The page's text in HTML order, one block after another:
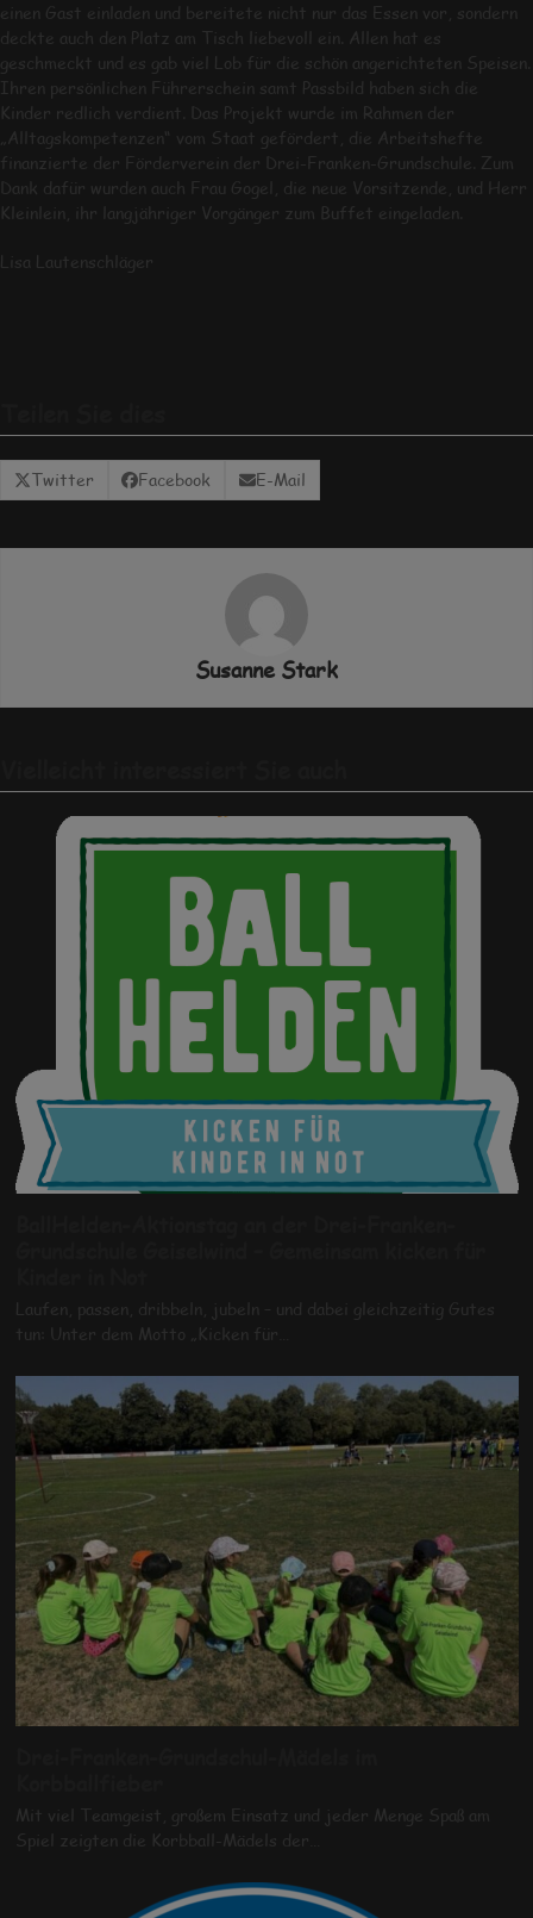
einen Gast einladen und bereitete nicht nur das Essen vor, sondern
deckte auch den Platz am Tisch liebevoll ein. Allen hat es
geschmeckt und es gab viel Lob für die schön angerichteten Speisen.
Ihren persönlichen Führerschein samt Passbild haben sich die
Kinder redlich verdient. Das Projekt wurde im Rahmen der
„Alltagskompetenzen“ vom Staat gefördert, die Arbeitshefte
finanzierte der Förderverein der Drei-Franken-Grundschule. Zum
Dank dafür wurden auch Frau Gogel, die neue Vorsitzende, und Herr
Kleinlein, ihr langjähriger Vorgänger zum Buffet eingeladen.
Lisa Lautenschläger
Twitter Facebook E-Mail
Susanne Stark
Laufen, passen, dribbeln, jubeln – und dabei gleichzeitig Gutes
tun: Unter dem Motto „Kicken für…
Mit viel Teamgeist, großem Einsatz und jeder Menge Spaß am
Spiel zeigten die Korbball-Mädels der…